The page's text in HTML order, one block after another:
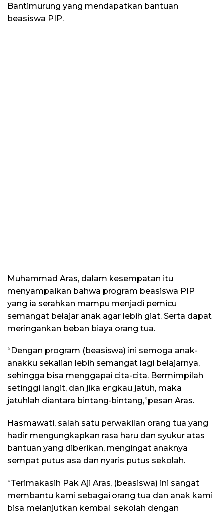
Bantimurung yang mendapatkan bantuan
beasiswa PIP.
Muhammad Aras, dalam kesempatan itu
menyampaikan bahwa program beasiswa PIP
yang ia serahkan mampu menjadi pemicu
semangat belajar anak agar lebih giat. Serta dapat
meringankan beban biaya orang tua.
“Dengan program (beasiswa) ini semoga anak-
anakku sekalian lebih semangat lagi belajarnya,
sehingga bisa menggapai cita-cita. Bermimpilah
setinggi langit, dan jika engkau jatuh, maka
jatuhlah diantara bintang-bintang,”pesan Aras.
Hasmawati, salah satu perwakilan orang tua yang
hadir mengungkapkan rasa haru dan syukur atas
bantuan yang diberikan, mengingat anaknya
sempat putus asa dan nyaris putus sekolah.
“Terimakasih Pak Aji Aras, (beasiswa) ini sangat
membantu kami sebagai orang tua dan anak kami
bisa melanjutkan kembali sekolah dengan